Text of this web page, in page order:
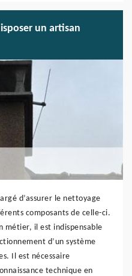
un artisan
d’assurer le nettoyage
composants de celle-ci.
métier, il est indispensable
d’un système
Il est nécessaire
technique en